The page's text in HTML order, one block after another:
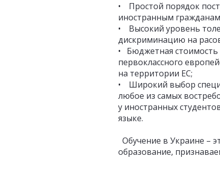
• Простой порядок
иностранным
• Высокий уровень
дискриминацию на
• Бюджетная стоимость
первоклассного
на территории ЕС;
• Широкий выбор
любое из самых
у иностранных
языке.
Обучение в Украине –
образование,